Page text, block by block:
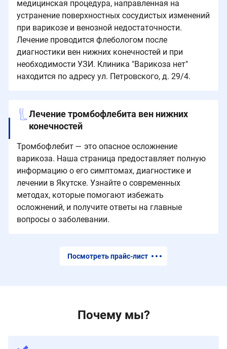
медицинская процедура, направленная на
устранение поверхностных сосудистых изменений
при варикозе и венозной недостаточности.
Лечение проводится флебологом после
диагностики вен нижних конечностей и при
необходимости УЗИ. Клиника "Варикоза нет"
находится по адресу ул. Петровского, д. 29/4.
Лечение тромбофлебита вен нижних
конечностей
Тромбофлебит — это опасное осложнение
варикоза. Наша страница предоставляет полную
информацию о его симптомах, диагностике и
лечении в Якутске. Узнайте о современных
методах, которые помогают избежать
осложнений, и получите ответы на главные
вопросы о заболевании.
Посмотреть прайс-лист
Почему мы?